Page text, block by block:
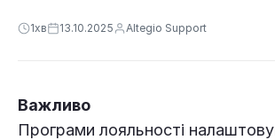
1хв 13.10.2025 Altegio Support
Важливо
Програми лояльності